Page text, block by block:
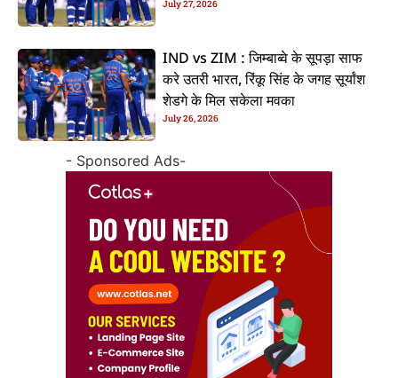
July 27, 2026
IND vs ZIM : जिम्बाब्वे के सूपड़ा साफ
करे उतरी भारत, रिंकू सिंह के जगह सूर्यांश
शेडगे के मिल सकेला मवका
July 26, 2026
- Sponsored Ads-